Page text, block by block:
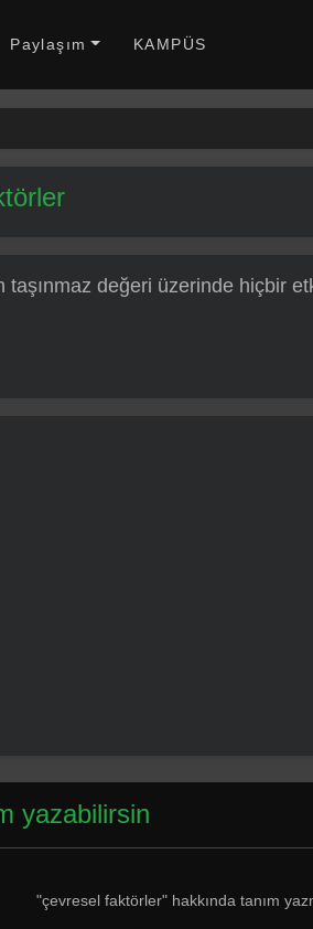
Paylaşım KAMPÜS
taşınmaz değeri üzerinde hiçbir
yazabilirsin
"çevresel faktörler" hakkında tanım